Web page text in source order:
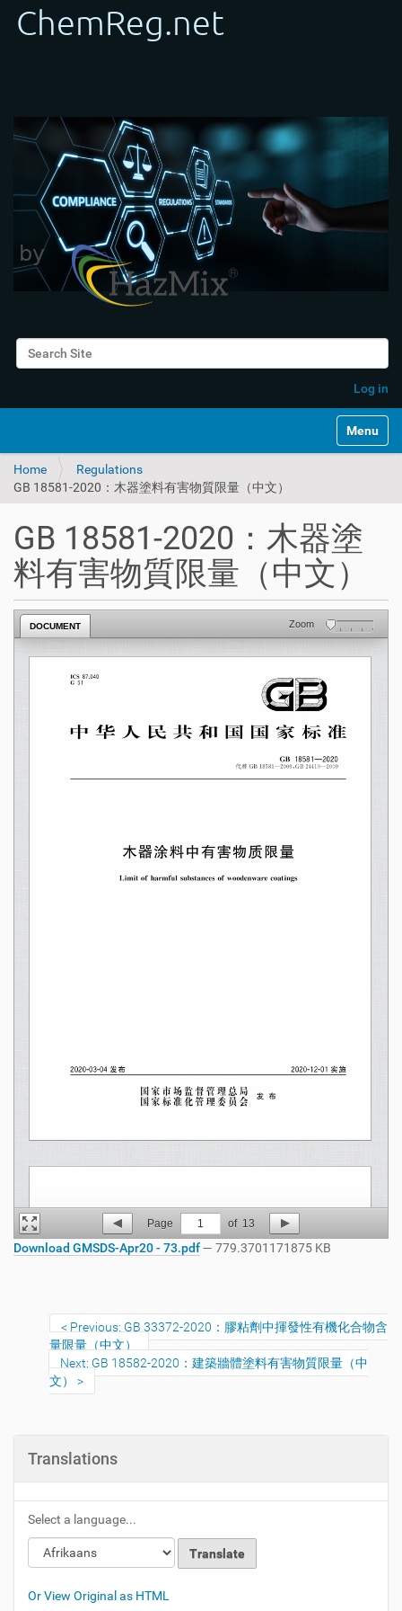
Search Site
Log in
Toggle
Home
Regulations
GB 18581-2020：木器塗料有害物質限量（中文）
GB 18581-2020：木器塗
料有害物質限量（中文）
DOCUMENT Zoom
Page 1 of 13
Download GMSDS-Apr20 - 73.pdf— 779.3701171875 KB
Previous: GB 33372-2020：膠粘劑中揮發性有機化合物含
量限量（中文）
Next: GB 18582-2020：建築牆體塗料有害物質限量（中
文）
Translations
Select a language...
Or View Original as HTML